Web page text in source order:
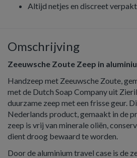
Altijd netjes en discreet verpakt
Omschrijving
Zeeuwsche Zoute Zeep in
Handzeep met Zeeuwsche Zoute,
met de Dutch Soap Company uit
duurzame zeep met een frisse geur.
Nederlands product, gemaakt in de
zeep is vrij van minerale oliën,
dient droog bewaard te worden.
Door de aluminium travel case is de